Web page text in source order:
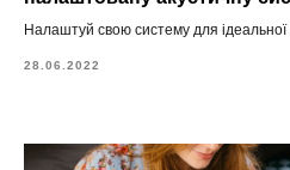
Налаштуй свою систему для ідеальної
28.06.2022